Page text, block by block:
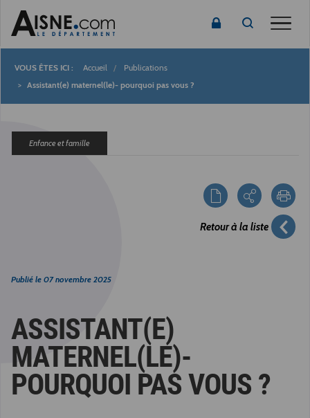
Fil
Accueil
Publications
Assistant(e) maternel(le)- pourquoi pas vous ?
Enfance et famille
Retour à la liste
Publié le 07 novembre 2025
ASSISTANT(E)
MATERNEL(LE)-
POURQUOI PAS VOUS ?